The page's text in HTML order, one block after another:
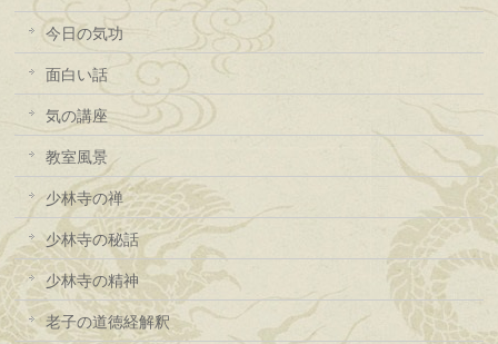
今日の気功
面白い話
気の講座
教室風景
少林寺の禅
少林寺の秘話
少林寺の精神
老子の道徳経解釈